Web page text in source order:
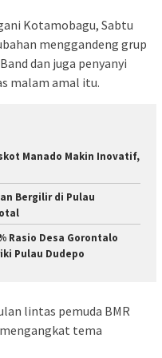
Kotamobagu, Sabtu
menggandeng grup
dan juga penyanyi
malam amal itu.
Manado Makin Inovatif,
Bergilir di Pulau
Rasio Desa Gorontalo
Pulau Dudepo
lintas pemuda BMR
tema